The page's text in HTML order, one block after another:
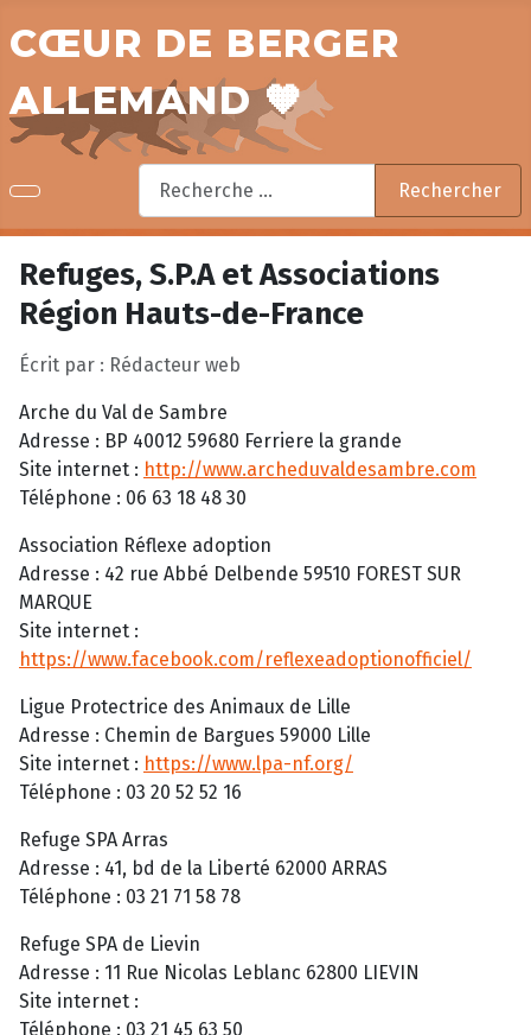
CŒUR DE BERGER
ALLEMAND 🧡
Rechercher
Rechercher
Refuges, S.P.A et Associations
Région Hauts-de-France
Écrit par : Rédacteur web
Arche du Val de Sambre
Adresse : BP 40012 59680 Ferriere la grande
Site internet : http://www.archeduvaldesambre.com
Téléphone : 06 63 18 48 30
Association Réflexe adoption
Adresse : 42 rue Abbé Delbende 59510 FOREST SUR
MARQUE
Site internet :
https://www.facebook.com/reflexeadoptionofficiel/
Ligue Protectrice des Animaux de Lille
Adresse : Chemin de Bargues 59000 Lille
Site internet : https://www.lpa-nf.org/
Téléphone : 03 20 52 52 16
Refuge SPA Arras
Adresse : 41, bd de la Liberté 62000 ARRAS
Téléphone : 03 21 71 58 78
Refuge SPA de Lievin
Adresse : 11 Rue Nicolas Leblanc 62800 LIEVIN
Site internet :
Téléphone : 03 21 45 63 50